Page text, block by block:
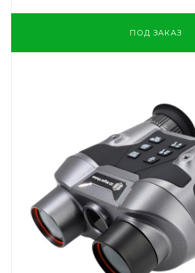
ПОД ЗАКАЗ